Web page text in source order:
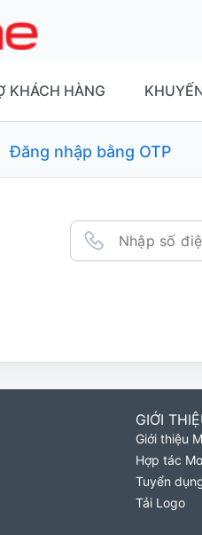
KHÁCH HÀNG
Đăng nhập bằng OTP
GIỚI
Giới thiệu
Hợp tác
Tuyển
Tải Logo